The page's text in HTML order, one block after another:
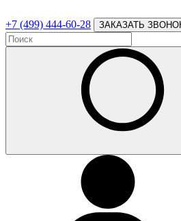
+7 (499) 444-60-28 ЗАКАЗАТЬ